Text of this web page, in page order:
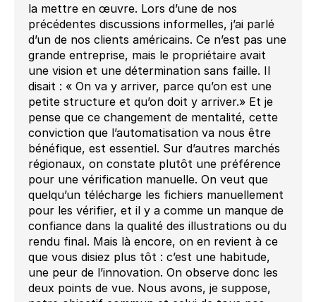
la mettre en œuvre. Lors d’une de nos
précédentes discussions informelles, j’ai parlé
d’un de nos clients américains. Ce n’est pas une
grande entreprise, mais le propriétaire avait
une vision et une détermination sans faille. Il
disait : « On va y arriver, parce qu’on est une
petite structure et qu’on doit y arriver.» Et je
pense que ce changement de mentalité, cette
conviction que l’automatisation va nous être
bénéfique, est essentiel. Sur d’autres marchés
régionaux, on constate plutôt une préférence
pour une vérification manuelle. On veut que
quelqu’un télécharge les fichiers manuellement
pour les vérifier, et il y a comme un manque de
confiance dans la qualité des illustrations ou du
rendu final. Mais là encore, on en revient à ce
que vous disiez plus tôt : c’est une habitude,
une peur de l’innovation. On observe donc les
deux points de vue. Nous avons, je suppose,